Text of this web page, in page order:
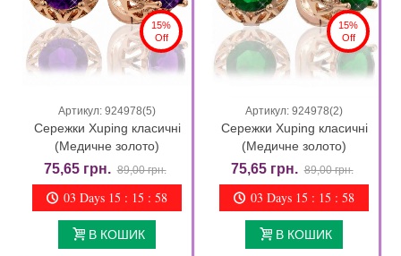
15%
Off
Артикул: 924978(5)
Сережки Xuping класичні
(Медичне золото)
75,65 грн. 89,00 грн.
03 Days 15 : 15 : 57
В КОШИК
15%
Off
Артикул: 924978(2)
Сережки Xuping класичні
(Медичне золото)
75,65 грн. 89,00 грн.
03 Days 15 : 15 : 57
В КОШИК